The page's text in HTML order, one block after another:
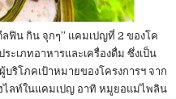
ลฟิน กิน จุกๆ” แคมเปญที่ 2 ของโค
เภทอาหารและเครื่องดื่ม ซึ่งเป็น
โภคเป้าหมายของโครงการฯ จาก
ไลท์ในแคมเปญ อาทิ หมูยอแม่ไพลิน